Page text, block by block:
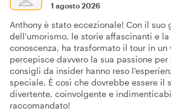
1 agosto 2026
Anthony è stato eccezionale! Con il suo
dell'umorismo, le storie affascinanti e
conoscenza, ha trasformato il tour in un
percepisce davvero la sua passione
consigli da insider hanno reso
speciale. È così che dovrebbe essere il
divertente, coinvolgente e
raccomandato!